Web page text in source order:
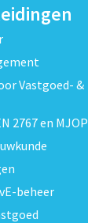
Vastgoed- &
2767 en MJOP
beheer